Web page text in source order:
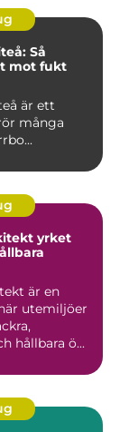
Så
mot fukt
är ett
många
yrket
är en
utemiljöer
hållbara ö...